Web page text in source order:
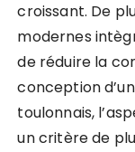
croissant. De
modernes
de réduire la
conception
toulonnais,
un critère de